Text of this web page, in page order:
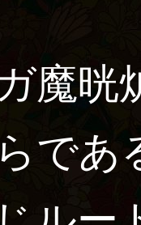
魔晄
であ